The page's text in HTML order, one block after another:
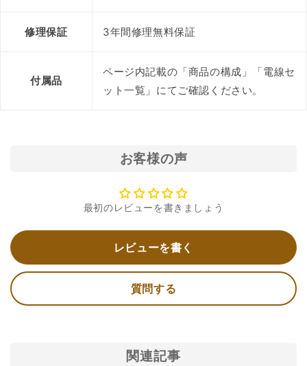
修理保証 3年間修理無料保証
付属品
ページ内記載の「商品の構成」「電線セ
ット一覧」にてご確認ください。
お客様の声
最初のレビューを書きましょう
レビューを書く
質問する
関連記事